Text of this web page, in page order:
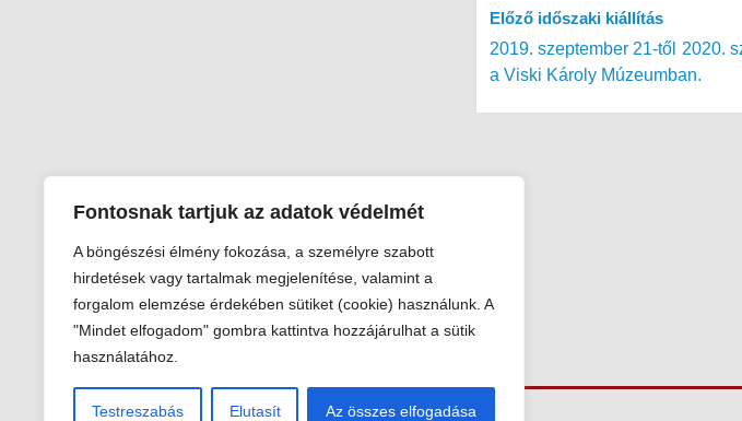
Fontosnak tartjuk az adatok védelmét
A böngészési élmény fokozása, a személyre szabott
hirdetések vagy tartalmak megjelenítése, valamint a
forgalom elemzése érdekében sütiket (cookie) használunk. A
"Mindet elfogadom" gombra kattintva hozzájárulhat a sütik
használatához.
Testreszabás Elutasít Az összes elfogadása
Előző időszaki kiállítás
2019. szeptember 21-től 2020.
a Viski Károly Múzeumban.
Viski Károly Múzeum Kalocsa